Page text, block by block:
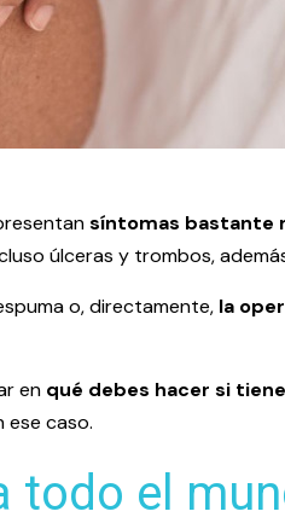
síntomas bastante
úlceras y trombos,
o, directamente, la
en qué debes hacer si
ese caso.
todo el